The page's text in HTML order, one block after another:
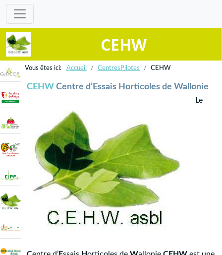
CEHW
Accueil CentresPilotes CEHW
CEHW Centre d’Essais Horticoles de Wallonie
Le